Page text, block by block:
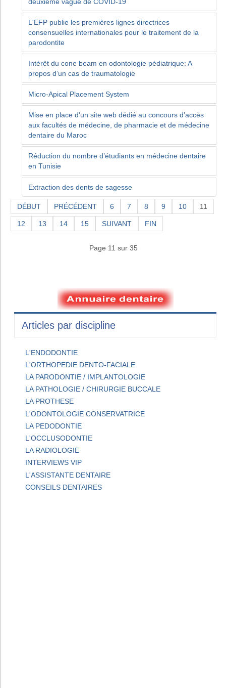
L'EFP publie les premières lignes directrices
consensuelles internationales pour le traitement de la
parodontite
Intérêt du cone beam en odontologie pédiatrique: A
propos d’un cas de traumatologie
Micro-Apical Placement System
Mise en place d'un site web dédié au concours d’accès
aux facultés de médecine, de pharmacie et de médecine
dentaire du Maroc
Réduction du nombre d’étudiants en médecine dentaire
en Tunisie
Extraction des dents de sagesse
DÉBUT PRÉCÉDENT 6 7 8 9 10 11
12 13 14 15 SUIVANT FIN
Page 11 sur 35
Articles par discipline
L'ENDODONTIE
L'ORTHOPEDIE DENTO-FACIALE
LA PARODONTIE / IMPLANTOLOGIE
LA PATHOLOGIE / CHIRURGIE BUCCALE
LA PROTHESE
L'ODONTOLOGIE CONSERVATRICE
LA PEDODONTIE
L'OCCLUSODONTIE
LA RADIOLOGIE
INTERVIEWS VIP
L'ASSISTANTE DENTAIRE
CONSEILS DENTAIRES